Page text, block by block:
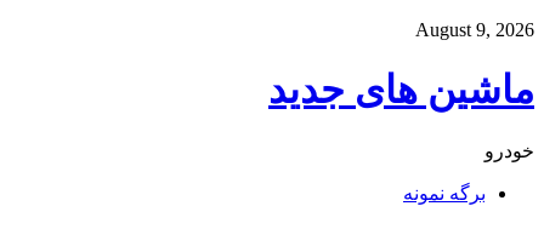
August 9, 2026
ماشین های جدید
خودرو
برگه نمونه